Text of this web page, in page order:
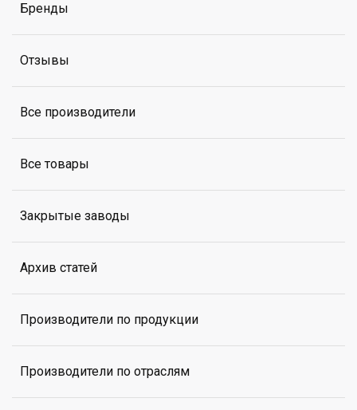
Бренды
Отзывы
Все производители
Все товары
Закрытые заводы
Архив статей
Производители по продукции
Производители по отраслям